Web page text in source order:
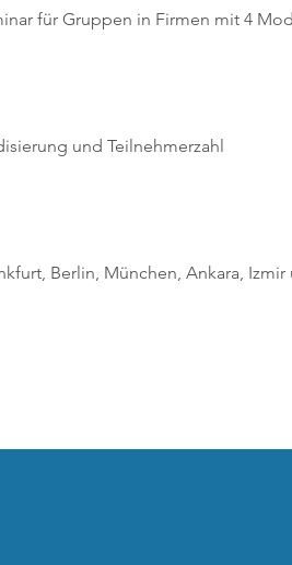
für Gruppen in Firmen mit 4
und Teilnehmerzahl
Berlin, München, Ankara,